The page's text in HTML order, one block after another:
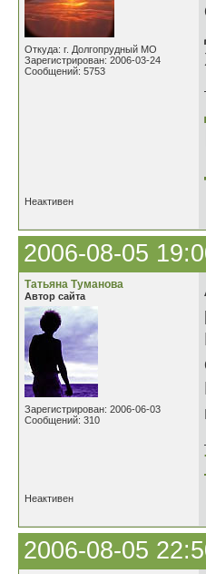
Откуда: г. Долгопрудный МО
Зарегистрирован: 2006-03-24
Сообщений: 5753
Неактивен
2006-08-05
Татьяна Туманова
Автор сайта
Зарегистрирован: 2006-06-03
Сообщений: 310
Неактивен
2006-08-05